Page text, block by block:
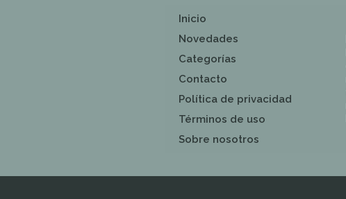
Inicio
Novedades
Categorías
Contacto
Política de privacidad
Términos de uso
Sobre nosotros